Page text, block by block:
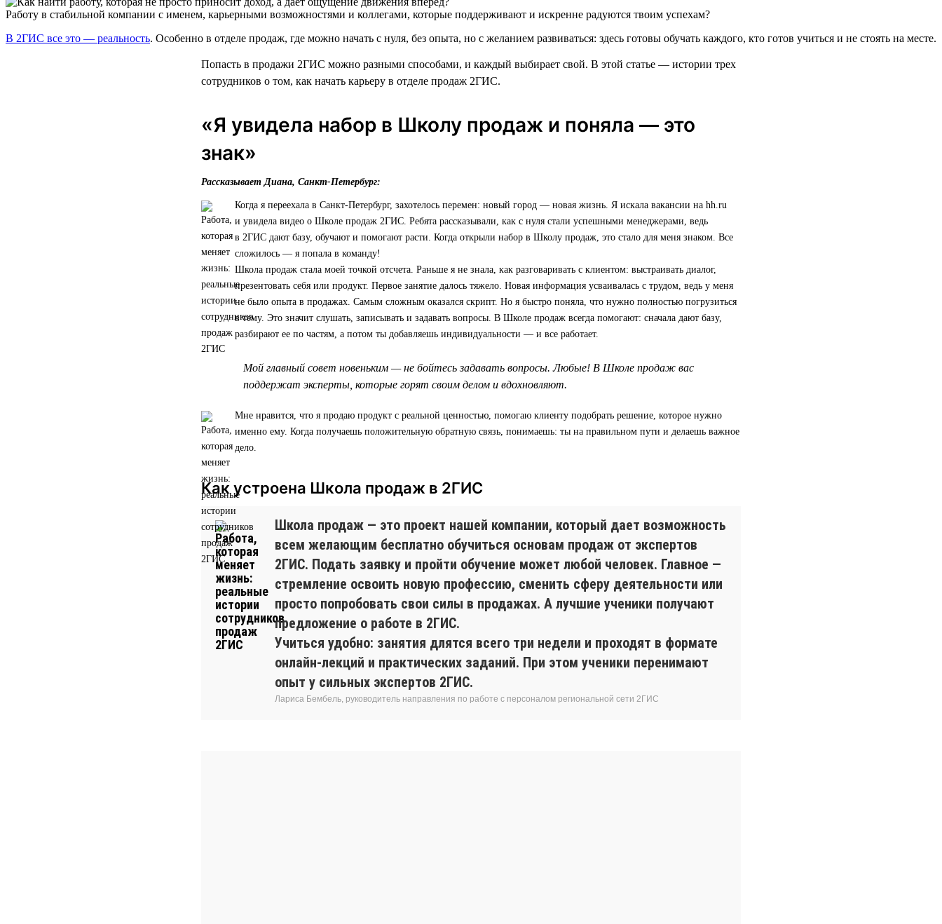
Работу в стабильной компании с именем, карьерными возможностями и коллегами, которые поддерживают и искренне радуются твоим успехам?
В 2ГИС все это — реальность. Особенно в отделе продаж, где можно начать с нуля, без опыта, но с желанием развиваться: здесь готовы обучать каждого, кто готов учиться и не стоять на месте.
Попасть в продажи 2ГИС можно разными способами, и каждый выбирает свой. В этой статье — истории трех
сотрудников о том, как начать карьеру в отделе продаж 2ГИС.
«Я увидела набор в Школу продаж и поняла — это
знак»
Рассказывает Диана, Санкт-Петербург:
Когда я переехала в Санкт-Петербург, захотелось перемен: новый город — новая жизнь. Я искала вакансии на hh.ru
и увидела видео о Школе продаж 2ГИС. Ребята рассказывали, как с нуля стали успешными менеджерами, ведь
в 2ГИС дают базу, обучают и помогают расти. Когда открыли набор в Школу продаж, это стало для меня знаком. Все
сложилось — я попала в команду!
Школа продаж стала моей точкой отсчета. Раньше я не знала, как разговаривать с клиентом: выстраивать диалог,
презентовать себя или продукт. Первое занятие далось тяжело. Новая информация усваивалась с трудом, ведь у меня
не было опыта в продажах. Самым сложным оказался скрипт. Но я быстро поняла, что нужно полностью погрузиться
в тему. Это значит слушать, записывать и задавать вопросы. В Школе продаж всегда помогают: сначала дают базу,
разбирают ее по частям, а потом ты добавляешь индивидуальности — и все работает.
Мой главный совет новеньким — не бойтесь задавать вопросы. Любые! В Школе продаж вас
поддержат эксперты, которые горят своим делом и вдохновляют.
Мне нравится, что я продаю продукт с реальной ценностью, помогаю клиенту подобрать решение, которое нужно
именно ему. Когда получаешь положительную обратную связь, понимаешь: ты на правильном пути и делаешь важное
дело.
Как устроена Школа продаж в 2ГИС
Школа продаж — это проект нашей компании, который дает возможность
всем желающим бесплатно обучиться основам продаж от экспертов
2ГИС. Подать заявку и пройти обучение может любой человек. Главное —
стремление освоить новую профессию, сменить сферу деятельности или
просто попробовать свои силы в продажах. А лучшие ученики получают
предложение о работе в 2ГИС.
Учиться удобно: занятия длятся всего три недели и проходят в формате
онлайн-лекций и практических заданий. При этом ученики перенимают
опыт у сильных экспертов 2ГИС.
Лариса Бембель, руководитель направления по работе с персоналом региональной сети 2ГИС